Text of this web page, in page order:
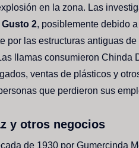
en la zona. Las
Gusto 2, posiblemente debido
por las estructuras antiguas
llamas consumieron Chinda
ventas de plásticos y
que perdieron sus
y otros negocios
de 1930 por Gumercinda